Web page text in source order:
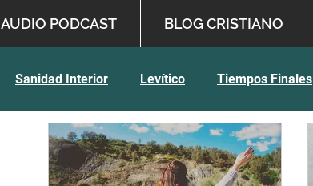
AUDIO PODCAST BLOG CRISTIANO
Sanidad Interior Levítico Tiempos Finales
Sabiduría Bíblica Inspiración Profética